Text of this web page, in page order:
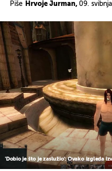
Piše Hrvoje Jurman, 09.
'Dobio je što je zaslužio': Ovako izgleda